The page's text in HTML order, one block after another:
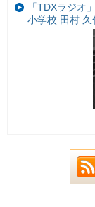
「TDXラジオ
小学校 田村 久